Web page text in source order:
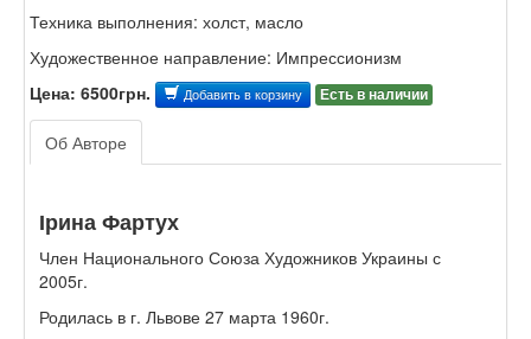
Техника выполнения: холст, масло
Художественное направление: Импрессионизм
Цена: 6500грн.
Добавить в корзину Есть в наличии
Об Авторе
Ірина Фартух
Член Национального Союза Художников Украины с
2005г.
Родилась в г. Львове 27 марта 1960г.